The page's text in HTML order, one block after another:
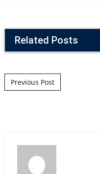
Related Posts
Post navigation
Previous Post